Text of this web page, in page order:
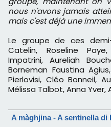
nous n'avons jamais
mais c'est déjà une
Le groupe de ces demi-
Catelin, Roseline
Impatrini, Aureliah
Borneman Faustina
Pierlovisi, Cléo Bonneil,
Mélissa Talbot, Anna Yver,
A màghjina - A sentinella di